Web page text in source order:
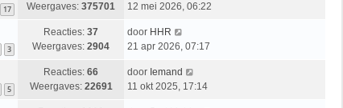
17
Weergaves: 375701
12 mei 2026, 06:22
3
Reacties: 37
Weergaves: 2904
door HHR
21 apr 2026, 07:17
5
Reacties: 66
Weergaves: 22691
door Iemand
11 okt 2025, 17:14